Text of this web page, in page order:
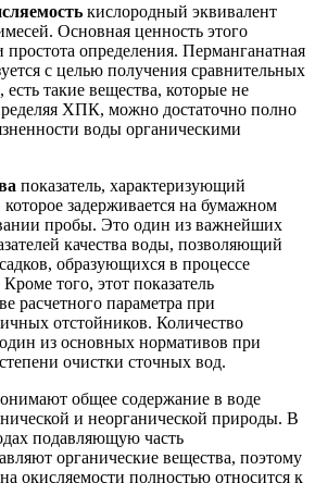
кислородный эквивалент
Основная ценность этого
простота определения. Перманганатная
с целью получения сравнительных
такие вещества, которые не
ХПК, можно достаточно полно
воды органическими
показатель, характеризующий
задерживается на бумажном
пробы. Это один из важнейших
качества воды, позволяющий
образующихся в процессе
того, этот показатель
расчетного параметра при
отстойников. Количество
из основных нормативов при
очистки сточных вод.
общее содержание в воде
и неорганической природы. В
подавляющую часть
органические вещества, поэтому
окисляемости полностью относится к